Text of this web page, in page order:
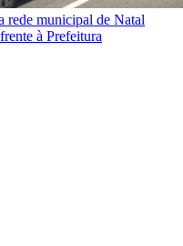
rede municipal de Natal
à Prefeitura